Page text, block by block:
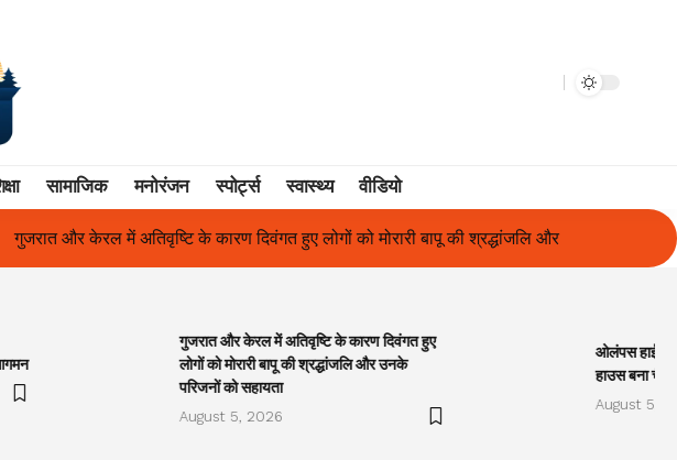
सामाजिक मनोरंजन स्पोर्ट्स स्वास्थ्य वीडियो
दिवंगत हुए लोगों को मोरारी बापू की श्रद्धांजलि और उनके परिजनों को सहायता ओलंपस हाई के इंटर-
गुजरात और केरल में अतिवृष्टि के कारण दिवंगत हुए
लोगों को मोरारी बापू की श्रद्धांजलि और उनके
परिजनों को सहायता
August 5, 2026
ओलंपस हाई के
हाउस बना
August 5,